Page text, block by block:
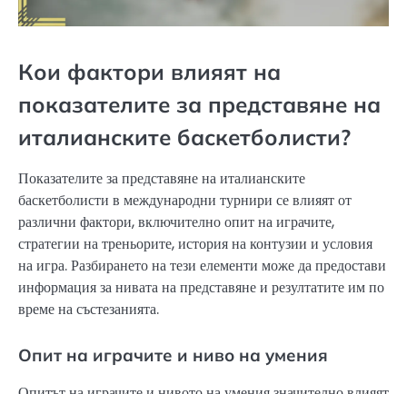
Кои фактори влияят на
показателите за представяне на
италианските баскетболисти?
Показателите за представяне на италианските
баскетболисти в международни турнири се влияят от
различни фактори, включително опит на играчите,
стратегии на треньорите, история на контузии и условия
на игра. Разбирането на тези елементи може да предостави
информация за нивата на представяне и резултатите им по
време на състезанията.
Опит на играчите и ниво на умения